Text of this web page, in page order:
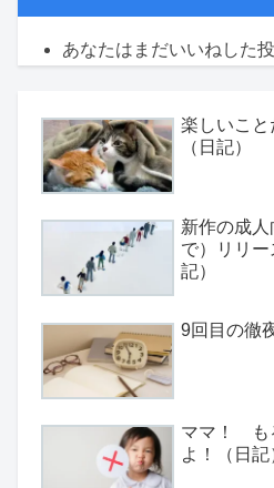
あなたはまだいいねした
楽しいこと
（日記）
新作の成
で）リリー
記）
9回目の徹
ママ！ も
よ！（日記